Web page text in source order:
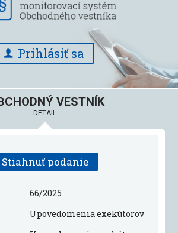
Prihlásiť sa
VESTNÍK
DETAIL
Stiahnuť podanie
66/2025
Upovedomenia exekútorov